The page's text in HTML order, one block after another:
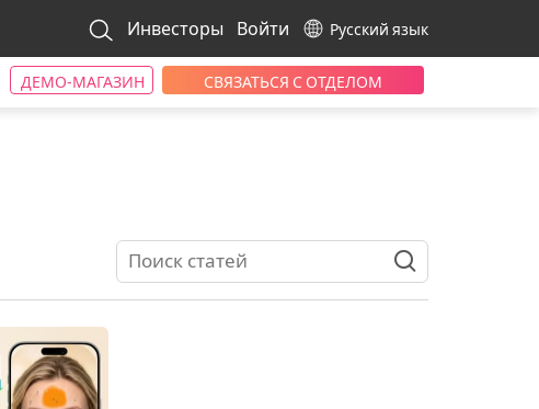
Инвесторы Войти Русский язык
ДЕМО‑МАГАЗИН
СВЯЗАТЬСЯ С ОТДЕЛОМ